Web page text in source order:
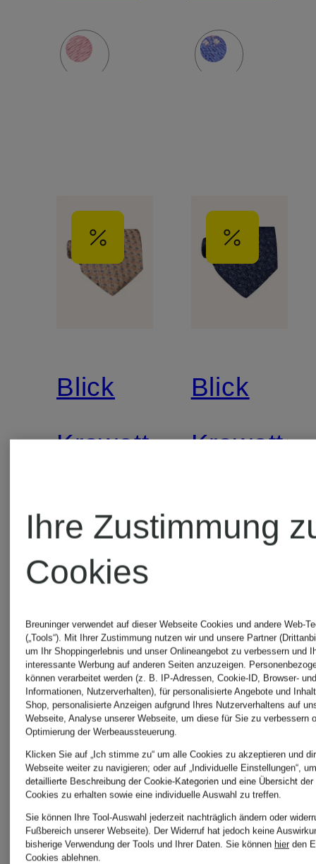
Blick
Krawatte
CHF 60
CHF 109
Blick
Krawatte
CHF
CHF 60
Ihre Zustimmung
Cookies
Breuninger verwendet auf dieser Webseite Cookies und andere Web-
(„Tools“). Mit Ihrer Zustimmung nutzen wir und unsere Partner
um Ihr Shoppingerlebnis und unser Onlineangebot zu verbessern und
interessante Werbung auf anderen Seiten anzuzeigen.
können verarbeitet werden (z. B. IP-Adressen, Cookie-ID, Browser-
Informationen, Nutzerverhalten), für personalisierte Angebote und
Shop, personalisierte Anzeigen aufgrund Ihres Nutzerverhaltens auf
Webseite, Analyse unserer Webseite, um diese für Sie zu verbessern
Optimierung der Werbeaussteuerung.
Klicken Sie auf „Ich stimme zu“ um alle Cookies zu akzeptieren und
Webseite weiter zu navigieren; oder auf „Individuelle Einstellungen“,
detaillierte Beschreibung der Cookie-Kategorien und eine Übersicht
Cookies zu erhalten sowie eine individuelle Auswahl zu treffen.
Sie können Ihre Tool-Auswahl jederzeit nachträglich ändern oder
Fußbereich unserer Webseite). Der Widerruf hat jedoch keine
bisherige Verwendung der Tools und Ihrer Daten. Sie können hier den
Cookies ablehnen.